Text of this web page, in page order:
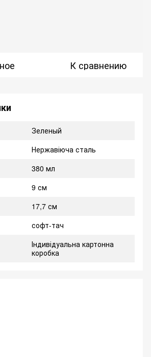
К сравнению
Зеленый
Нержавіюча сталь
380 мл
9 см
17,7 см
софт-тач
Індивідуальна картонна
коробка